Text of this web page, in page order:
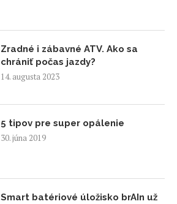
Zradné i zábavné ATV. Ako sa
chrániť počas jazdy?
14. augusta 2023
5 tipov pre super opálenie
30. júna 2019
Smart batériové úložisko brAIn už